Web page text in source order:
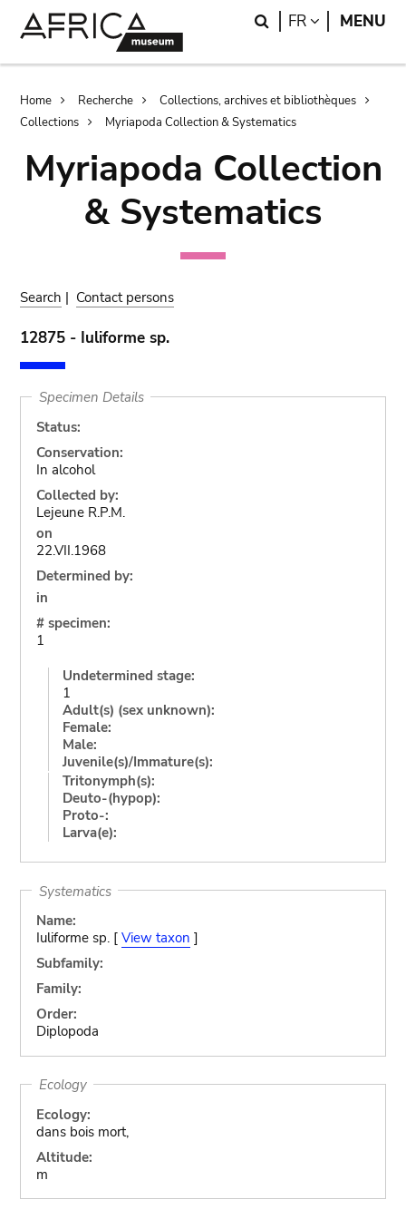
Search
FR LANGUAGE
MENU
Breadcrumb
Home Recherche
Collections, archives et bibliothèques
Collections
Myriapoda Collection & Systematics
Myriapoda Collection
& Systematics
Search | Contact persons
12875 - Iuliforme sp.
Specimen Details
Status:
Conservation:
In alcohol
Collected by:
Lejeune R.P.M.
on
22.VII.1968
Determined by:
in
# specimen:
1
Undetermined stage:
1
Adult(s) (sex unknown):
Female:
Male:
Juvenile(s)/Immature(s):
Tritonymph(s):
Deuto-(hypop):
Proto-:
Larva(e):
Systematics
Name:
Iuliforme sp. [ View taxon ]
Subfamily:
Family:
Order:
Diplopoda
Ecology
Ecology:
dans bois mort,
Altitude:
m